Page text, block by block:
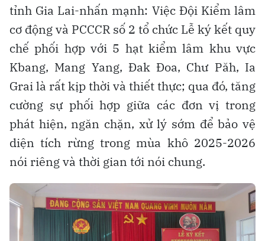
tỉnh Gia Lai-nhấn mạnh: Việc Đội Kiểm lâm
cơ động và PCCCR số 2 tổ chức Lễ ký kết quy
chế phối hợp với 5 hạt kiểm lâm khu vực
Kbang, Mang Yang, Đak Đoa, Chư Păh, Ia
Grai là rất kịp thời và thiết thực; qua đó, tăng
cường sự phối hợp giữa các đơn vị trong
phát hiện, ngăn chặn, xử lý sớm để bảo vệ
diện tích rừng trong mùa khô 2025-2026
nói riêng và thời gian tới nói chung.